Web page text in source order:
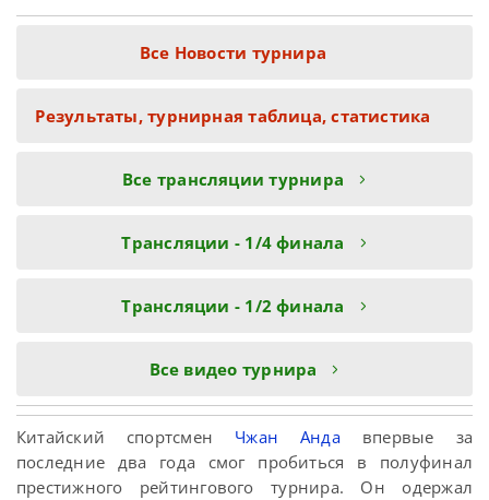
Все Новости турнира
Результаты, турнирная таблица, статистика
Все трансляции турнира
Трансляции - 1/4 финала
Трансляции - 1/2 финала
Все видео турнира
Китайский спортсмен Чжан Андавпервые за
последние два года смог пробиться в полуфинал
престижного рейтингового турнира. Он одержал